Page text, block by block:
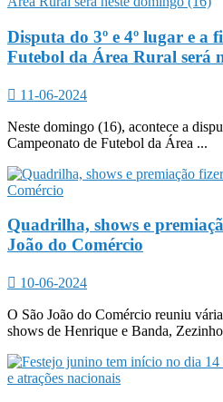
Disputa do 3º e 4º lugar e a
Futebol da Área Rural será
11-06-2024
Neste domingo (16), acontece a
Campeonato de Futebol da Área ...
Quadrilha, shows e
João do Comércio
10-06-2024
O São João do Comércio reuniu
shows de Henrique e Banda,